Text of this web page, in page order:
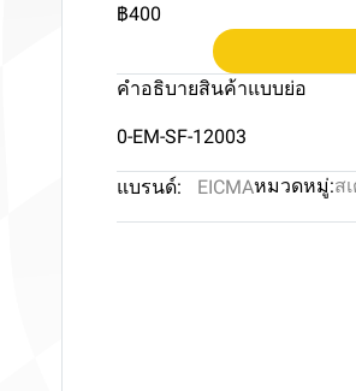
฿400
คำอธิบายสินค้าแบบย่อ
0-EM-SF-12003
แบรนด์: EICMAหมวดหมู่:ส